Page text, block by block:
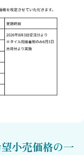
小売価格の一